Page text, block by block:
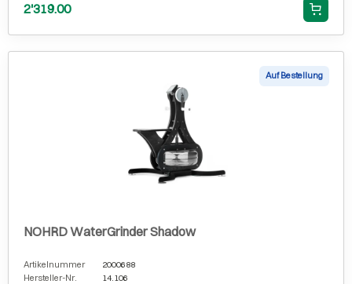
2'319.00
Auf Bestellung
NOHRD WaterGrinder Shadow
Artikelnummer
2000688
Hersteller-Nr.
14.106